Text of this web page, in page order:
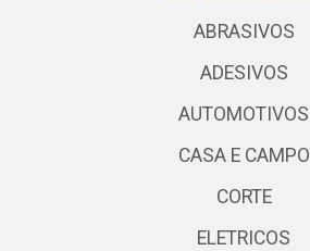
ABRASIVOS
ADESIVOS
AUTOMOTIVOS
CASA E CAMPO
CORTE
ELETRICOS